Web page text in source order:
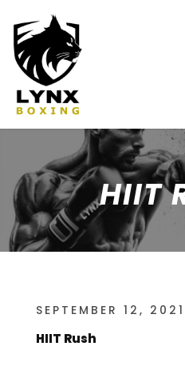
HIIT
SEPTEMBER 12, 2021
HIIT Rush